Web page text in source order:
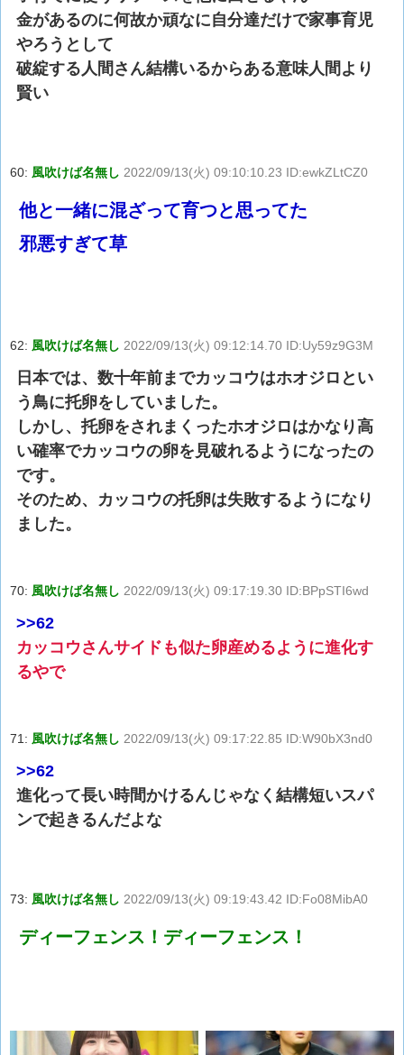
金があるのに何故か頑なに自分達だけで家事育児
やろうとして
破綻する人間さん結構いるからある意味人間より
賢い
60: 風吹けば名無し 2022/09/13(火) 09:10:10.23 ID:ewkZLtCZ0
他と一緒に混ざって育つと思ってた
邪悪すぎて草
62: 風吹けば名無し 2022/09/13(火) 09:12:14.70 ID:Uy59z9G3M
日本では、数十年前までカッコウはホオジロとい
う鳥に托卵をしていました。
しかし、托卵をされまくったホオジロはかなり高
い確率でカッコウの卵を見破れるようになったの
です。
そのため、カッコウの托卵は失敗するようになり
ました。
70: 風吹けば名無し 2022/09/13(火) 09:17:19.30 ID:BPpSTI6wd
>>62
カッコウさんサイドも似た卵産めるように進化す
るやで
71: 風吹けば名無し 2022/09/13(火) 09:17:22.85 ID:W90bX3nd0
>>62
進化って長い時間かけるんじゃなく結構短いスパ
ンで起きるんだよな
73: 風吹けば名無し 2022/09/13(火) 09:19:43.42 ID:Fo08MibA0
ディーフェンス！ディーフェンス！